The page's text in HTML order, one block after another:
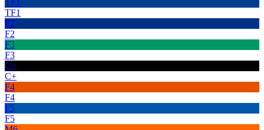
TF1
F2
F2
F3
F3
C+
C+
F4
F4
F5
F5